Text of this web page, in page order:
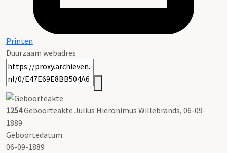
Printen
Duurzaam webadres
1254Geboorteakte Julius Hieronimus Willebrands, 06-09-
1889
Geboortedatum:
06-09-1889